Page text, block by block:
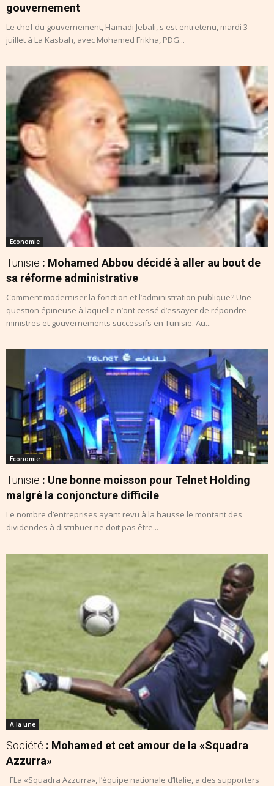
gouvernement
Le chef du gouvernement, Hamadi Jebali, s'est entretenu, mardi 3
juillet à La Kasbah, avec Mohamed Frikha, PDG...
Economie
Tunisie : Mohamed Abbou décidé à aller au bout de
sa réforme administrative
Comment moderniser la fonction et l’administration publique? Une
question épineuse à laquelle n’ont cessé d’essayer de répondre
ministres et gouvernements successifs en Tunisie. Au...
Economie
Tunisie : Une bonne moisson pour Telnet Holding
malgré la conjoncture difficile
Le nombre d’entreprises ayant revu à la hausse le montant des
dividendes à distribuer ne doit pas être...
A la une
Société : Mohamed et cet amour de la «Squadra
Azzurra»
FLa «Squadra Azzurra», l’équipe nationale d’Italie, a des supporters